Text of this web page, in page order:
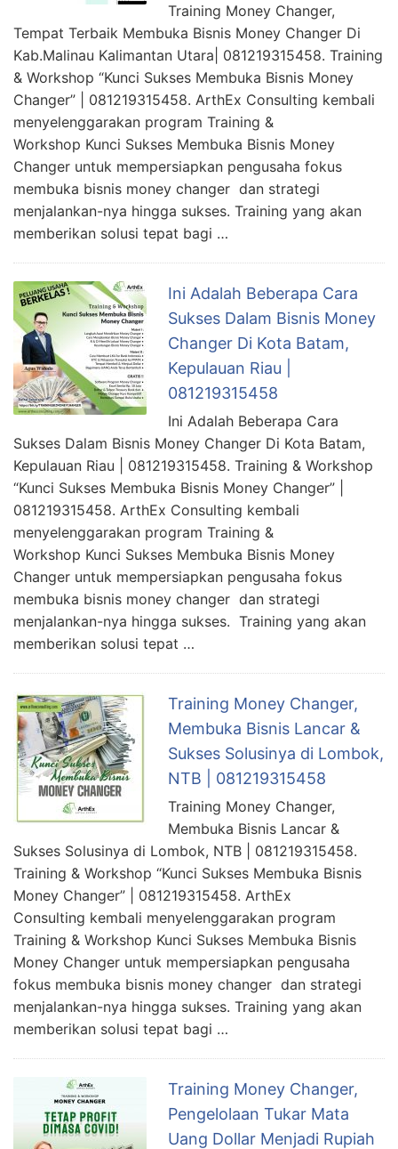
Training Money Changer,
Tempat Terbaik Membuka Bisnis Money Changer Di
Kab.Malinau Kalimantan Utara| 081219315458. Training
& Workshop “Kunci Sukses Membuka Bisnis Money
Changer” | 081219315458. ArthEx Consulting kembali
menyelenggarakan program Training &
Workshop Kunci Sukses Membuka Bisnis Money
Changer untuk mempersiapkan pengusaha fokus
membuka bisnis money changer dan strategi
menjalankan-nya hingga sukses. Training yang akan
memberikan solusi tepat bagi …
Ini Adalah Beberapa Cara
Sukses Dalam Bisnis Money
Changer Di Kota Batam,
Kepulauan Riau |
081219315458
Ini Adalah Beberapa Cara
Sukses Dalam Bisnis Money Changer Di Kota Batam,
Kepulauan Riau | 081219315458. Training & Workshop
“Kunci Sukses Membuka Bisnis Money Changer” |
081219315458. ArthEx Consulting kembali
menyelenggarakan program Training &
Workshop Kunci Sukses Membuka Bisnis Money
Changer untuk mempersiapkan pengusaha fokus
membuka bisnis money changer dan strategi
menjalankan-nya hingga sukses. Training yang akan
memberikan solusi tepat …
Training Money Changer,
Membuka Bisnis Lancar &
Sukses Solusinya di Lombok,
NTB | 081219315458
Training Money Changer,
Membuka Bisnis Lancar &
Sukses Solusinya di Lombok, NTB | 081219315458.
Training & Workshop “Kunci Sukses Membuka Bisnis
Money Changer” | 081219315458. ArthEx
Consulting kembali menyelenggarakan program
Training & Workshop Kunci Sukses Membuka Bisnis
Money Changer untuk mempersiapkan pengusaha
fokus membuka bisnis money changer dan strategi
menjalankan-nya hingga sukses. Training yang akan
memberikan solusi tepat bagi …
Training Money Changer,
Pengelolaan Tukar Mata
Uang Dollar Menjadi Rupiah